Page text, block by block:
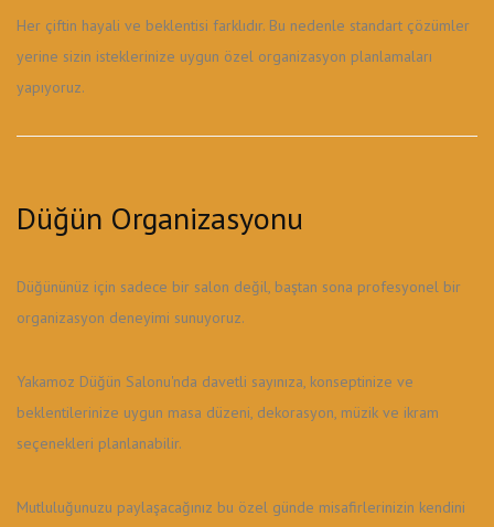
Her çiftin hayali ve beklentisi farklıdır. Bu nedenle standart çözümler
yerine sizin isteklerinize uygun özel organizasyon planlamaları
yapıyoruz.
Düğün Organizasyonu
Düğününüz için sadece bir salon değil, baştan sona profesyonel bir
organizasyon deneyimi sunuyoruz.
Yakamoz Düğün Salonu'nda davetli sayınıza, konseptinize ve
beklentilerinize uygun masa düzeni, dekorasyon, müzik ve ikram
seçenekleri planlanabilir.
Mutluluğunuzu paylaşacağınız bu özel günde misafirlerinizin kendini